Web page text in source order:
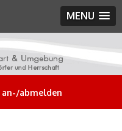
MENU
abmelden